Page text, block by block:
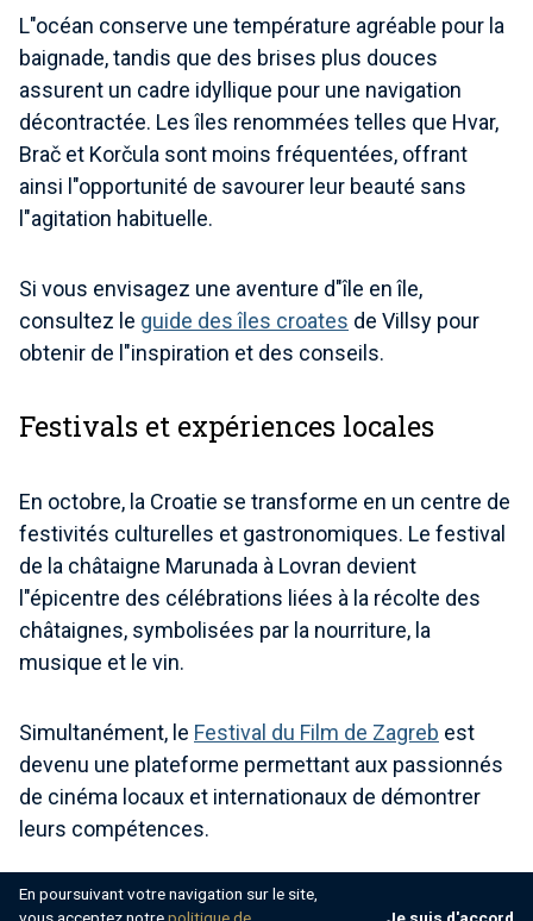
L"océan conserve une température agréable pour la
baignade, tandis que des brises plus douces
assurent un cadre idyllique pour une navigation
décontractée. Les îles renommées telles que Hvar,
Brač et Korčula sont moins fréquentées, offrant
ainsi l"opportunité de savourer leur beauté sans
l"agitation habituelle.
Si vous envisagez une aventure d"île en île,
consultez le guide des îles croates de Villsy pour
obtenir de l"inspiration et des conseils.
Festivals et expériences locales
En octobre, la Croatie se transforme en un centre de
festivités culturelles et gastronomiques. Le festival
de la châtaigne Marunada à Lovran devient
l"épicentre des célébrations liées à la récolte des
châtaignes, symbolisées par la nourriture, la
musique et le vin.
Simultanément, le Festival du Film de Zagreb est
devenu une plateforme permettant aux passionnés
de cinéma locaux et internationaux de démontrer
leurs compétences.
Une expérience double vous attend en Dalmatie, où
En poursuivant votre navigation sur le site,